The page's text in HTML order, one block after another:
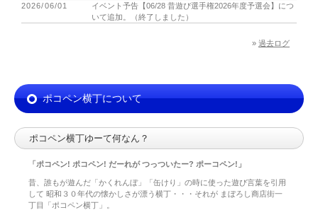
2026/06/01
イベント予告【06/28 昔遊び選手権2026年度予選会】につ
いて追加。（終了しました）
» 過去ログ
ポコペン横丁について
ポコペン横丁ゆーて何なん？
「ポコペン! ポコペン! だーれが つっついたー? ポーコペン!」
昔、誰もが遊んだ「かくれんぼ」「缶けり」の時に使った遊び言葉を引用
して 昭和３０年代の懐かしさが漂う横丁・・・それが まぼろし商店街一
丁目「ポコペン横丁」。